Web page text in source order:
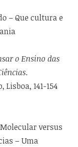
– Que cultura e
o Ensino das
.
141-154
versus
– Uma